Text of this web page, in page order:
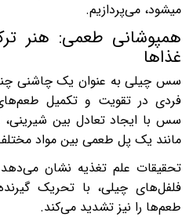
میشود، می‌پردازیم.
همپوشانی طعمی: هنر
غذاها
سس چیلی به عنوان یک چاشنی
فردی در تقویت و تکمیل
سس با ایجاد تعادل بین شیرینی،
مانند یک پل طعمی بین مواد
تحقیقات علم تغذیه نشان
فلفل‌های چیلی، با تحریک
طعم‌ها را نیز تشدید می‌کند.